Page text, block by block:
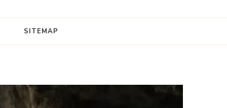
SITEMAP